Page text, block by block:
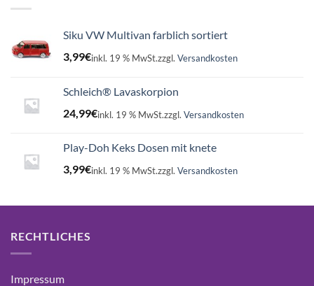
Siku VW Multivan farblich sortiert
3,99€inkl. 19 % MwSt.zzgl. Versandkosten
Schleich® Lavaskorpion
24,99€inkl. 19 % MwSt.zzgl. Versandkosten
Play-Doh Keks Dosen mit knete
3,99€inkl. 19 % MwSt.zzgl. Versandkosten
RECHTLICHES
Impressum